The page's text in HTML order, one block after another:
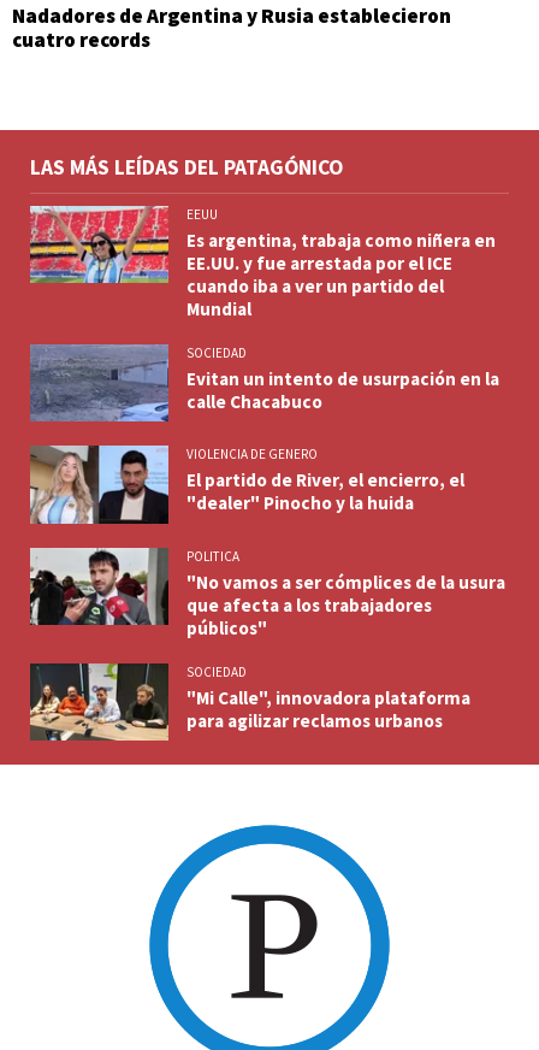
Nadadores de Argentina y Rusia establecieron
cuatro records
LAS MÁS LEÍDAS DEL PATAGÓNICO
EEUU
Es argentina, trabaja como niñera en
EE.UU. y fue arrestada por el ICE
cuando iba a ver un partido del
Mundial
SOCIEDAD
Evitan un intento de usurpación en la
calle Chacabuco
VIOLENCIA DE GENERO
El partido de River, el encierro, el
"dealer" Pinocho y la huida
POLITICA
"No vamos a ser cómplices de la usura
que afecta a los trabajadores
públicos"
SOCIEDAD
"Mi Calle", innovadora plataforma
para agilizar reclamos urbanos